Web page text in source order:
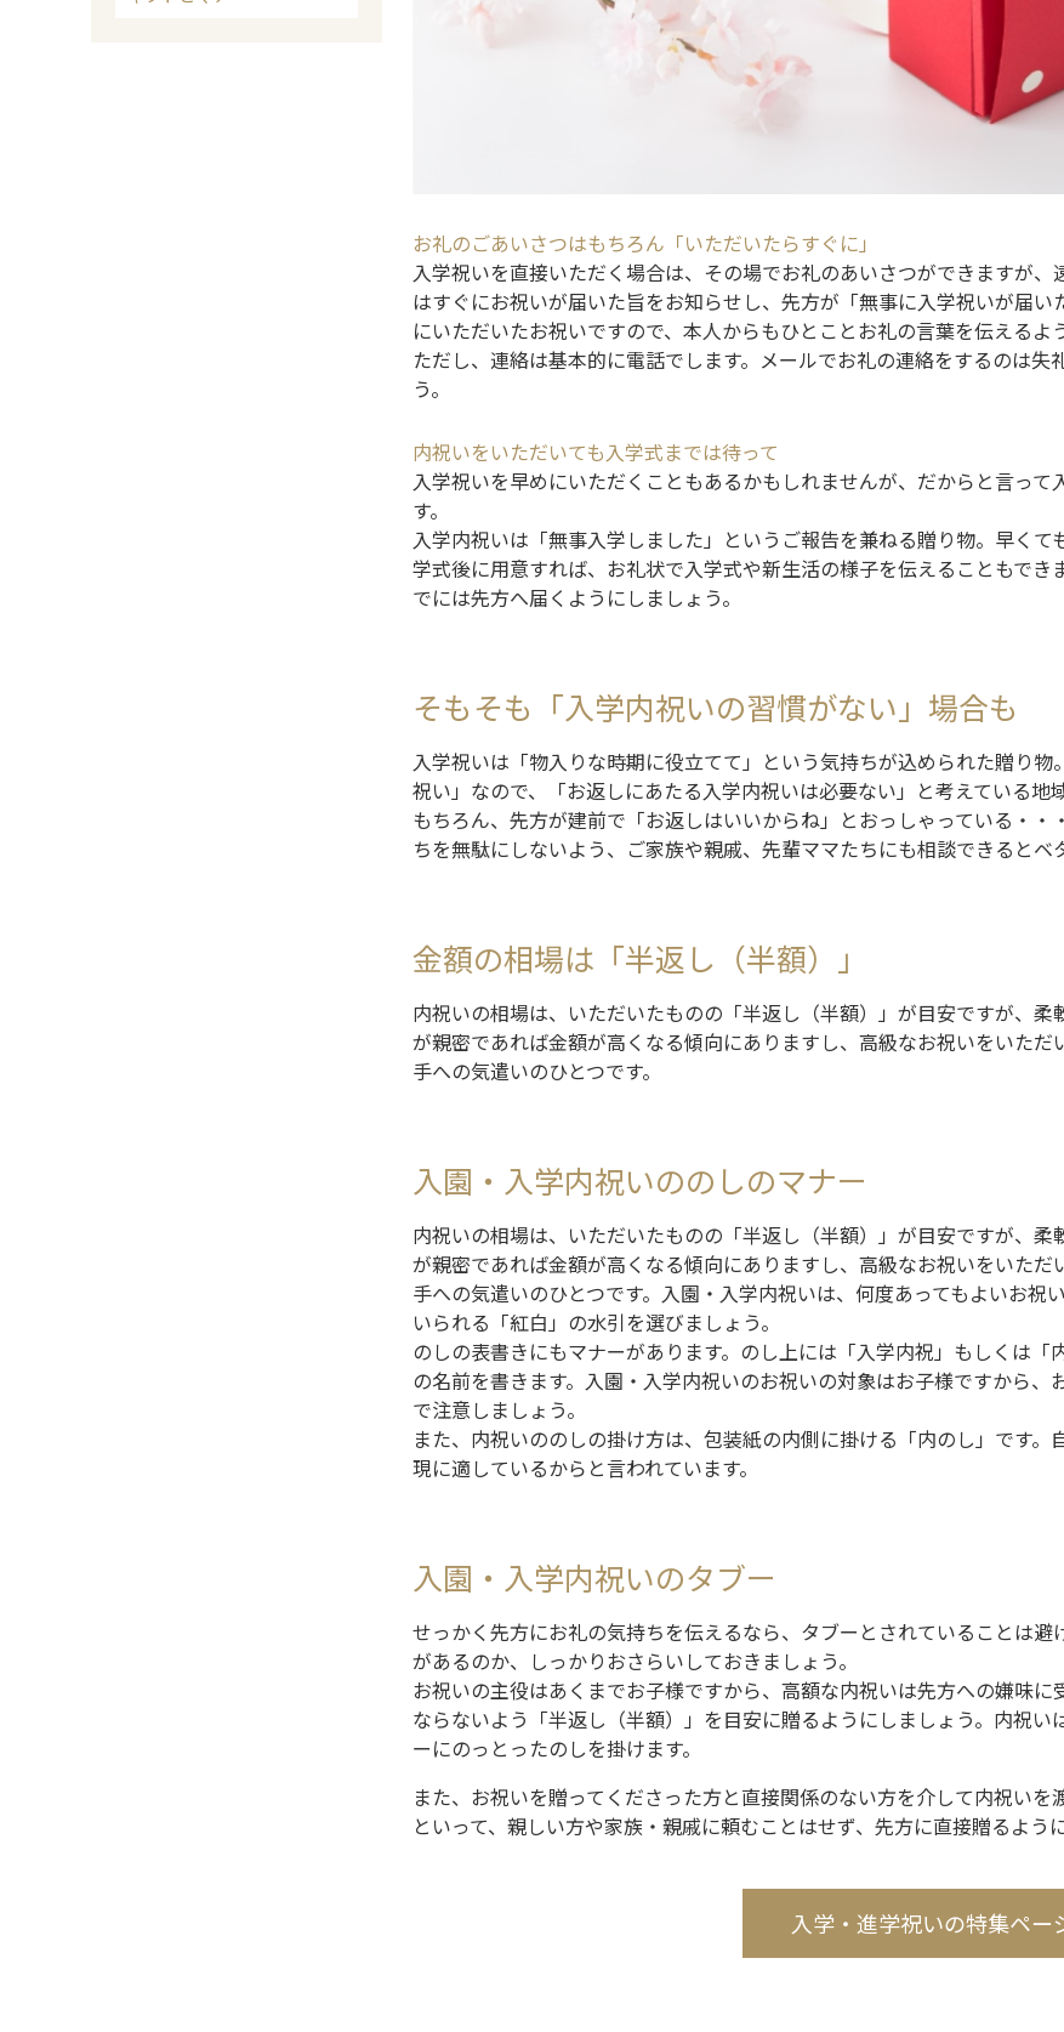
お礼のごあいさつはもちろん「いただいたらすぐに」
入学祝いを直接いただく場合は、その場でお礼のあいさつができますが
はすぐにお祝いが届いた旨をお知らせし、先方が「無事に入学祝いが届
にいただいたお祝いですので、本人からもひとことお礼の言葉を伝えるよ
ただし、連絡は基本的に電話でします。メールでお礼の連絡をするのは
う。
内祝いをいただいても入学式までは待って
入学祝いを早めにいただくこともあるかもしれませんが、だからと言っ
す。
入学内祝いは「無事入学しました」というご報告を兼ねる贈り物。早く
学式後に用意すれば、お礼状で入学式や新生活の様子を伝えることもで
でには先方へ届くようにしましょう。
そもそも「入学内祝いの習慣がない」場合も
入学祝いは「物入りな時期に役立てて」という気持ちが込められた贈り
祝い」なので、「お返しにあたる入学内祝いは必要ない」と考えている地
もちろん、先方が建前で「お返しはいいからね」とおっしゃっている・
ちを無駄にしないよう、ご家族や親戚、先輩ママたちにも相談できるとベ
金額の相場は「半返し（半額）」
内祝いの相場は、いただいたものの「半返し（半額）」が目安ですが、
が親密であれば金額が高くなる傾向にありますし、高級なお祝いをいた
手への気遣いのひとつです。
入園・入学内祝いののしのマナー
内祝いの相場は、いただいたものの「半返し（半額）」が目安ですが、
が親密であれば金額が高くなる傾向にありますし、高級なお祝いをいた
手への気遣いのひとつです。入園・入学内祝いは、何度あってもよいお
いられる「紅白」の水引を選びましょう。
のしの表書きにもマナーがあります。のし上には「入学内祝」もしくは
の名前を書きます。入園・入学内祝いのお祝いの対象はお子様ですから
で注意しましょう。
また、内祝いののしの掛け方は、包装紙の内側に掛ける「内のし」です
現に適しているからと言われています。
入園・入学内祝いのタブー
せっかく先方にお礼の気持ちを伝えるなら、タブーとされていることは
があるのか、しっかりおさらいしておきましょう。
お祝いの主役はあくまでお子様ですから、高額な内祝いは先方への嫌味
ならないよう「半返し（半額）」を目安に贈るようにしましょう。内祝
ーにのっとったのしを掛けます。
また、お祝いを贈ってくださった方と直接関係のない方を介して内祝い
といって、親しい方や家族・親戚に頼むことはせず、先方に直接贈るよう
入学・進学祝いの特集ペー